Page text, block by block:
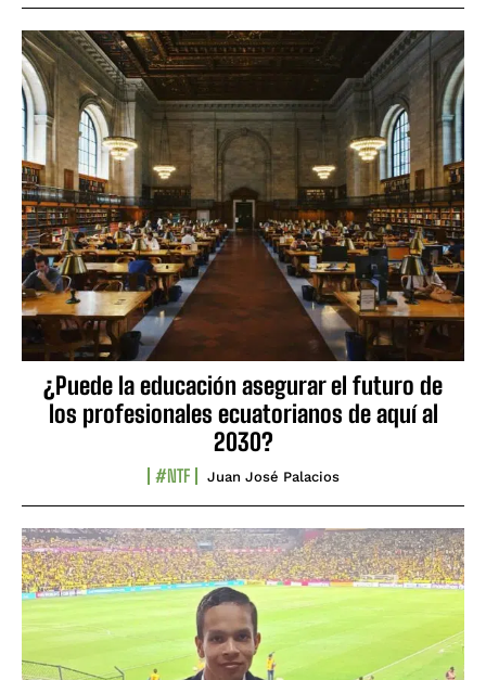
¿Puede la educación asegurar el futuro de
los profesionales ecuatorianos de aquí al
2030?
#NTF Juan José Palacios